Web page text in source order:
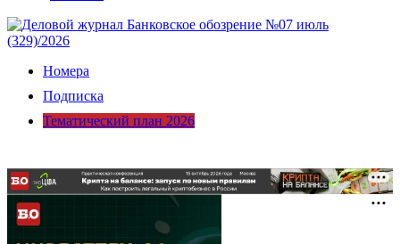
Номера
Подписка
Тематический план 2026